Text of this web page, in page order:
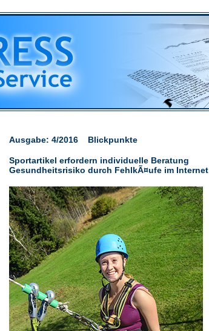
Ausgabe: 4/2016 Blickpunkte
Sportartikel erfordern individuelle Beratung
Gesundheitsrisiko durch FehlkÃ¤ufe im Internet